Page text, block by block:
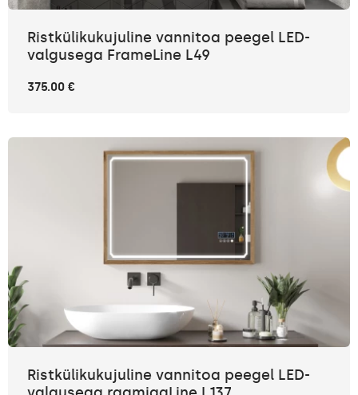
Ristkülikukujuline vannitoa peegel LED-
valgusega FrameLine L49
375.00 €
Ristkülikukujuline vannitoa peegel LED-